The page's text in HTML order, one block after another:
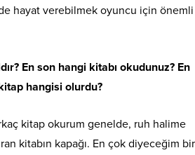
hayat verebilmek oyuncu için önemli
En son hangi kitabı okudunuz? En
hangisi olurdu?
kitap okurum genelde, ruh halime
kitabın kapağı. En çok diyeceğim bir